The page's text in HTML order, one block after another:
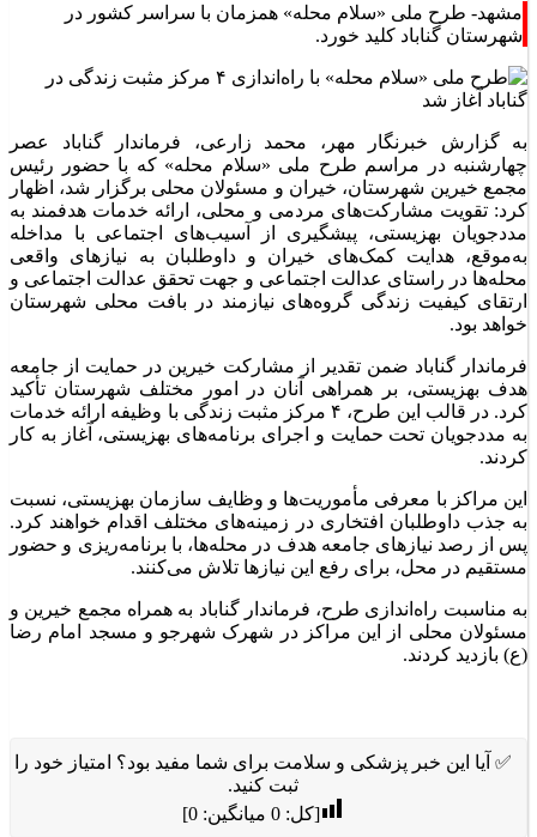
مشهد- طرح ملی «سلام محله» همزمان با سراسر کشور در
شهرستان گناباد کلید خورد.
به گزارش خبرنگار مهر، محمد زارعی، فرماندار گناباد عصر
چهارشنبه در مراسم طرح ملی «سلام محله» که با حضور رئیس
مجمع خیرین شهرستان، خیران و مسئولان محلی برگزار شد، اظهار
کرد: تقویت مشارکت‌های مردمی و محلی، ارائه خدمات هدفمند به
مددجویان بهزیستی، پیشگیری از آسیب‌های اجتماعی با مداخله
به‌موقع، هدایت کمک‌های خیران و داوطلبان به نیازهای واقعی
محله‌ها در راستای عدالت اجتماعی و جهت تحقق عدالت اجتماعی و
ارتقای کیفیت زندگی گروه‌های نیازمند در بافت محلی شهرستان
خواهد بود.
فرماندار گناباد ضمن تقدیر از مشارکت خیرین در حمایت از جامعه
هدف بهزیستی، بر همراهی آنان در امور مختلف شهرستان تأکید
کرد. در قالب این طرح، ۴ مرکز مثبت زندگی با وظیفه ارائه خدمات
به مددجویان تحت حمایت و اجرای برنامه‌های بهزیستی، آغاز به کار
کردند.
این مراکز با معرفی مأموریت‌ها و وظایف سازمان بهزیستی، نسبت
به جذب داوطلبان افتخاری در زمینه‌های مختلف اقدام خواهند کرد.
پس از رصد نیازهای جامعه هدف در محله‌ها، با برنامه‌ریزی و حضور
مستقیم در محل، برای رفع این نیازها تلاش می‌کنند.
به مناسبت راه‌اندازی طرح، فرماندار گناباد به همراه مجمع خیرین و
مسئولان محلی از این مراکز در شهرک شهرجو و مسجد امام رضا
(ع) بازدید کردند.
✅ آیا این خبر پزشکی و سلامت برای شما مفید بود؟ امتیاز خود را
ثبت کنید.
[کل:0 میانگین:0
]